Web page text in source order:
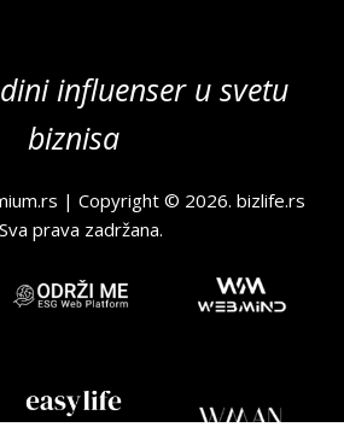
influenser u svetu
biznisa
| Copyright © 2026.bizlife.rs
prava zadržana.